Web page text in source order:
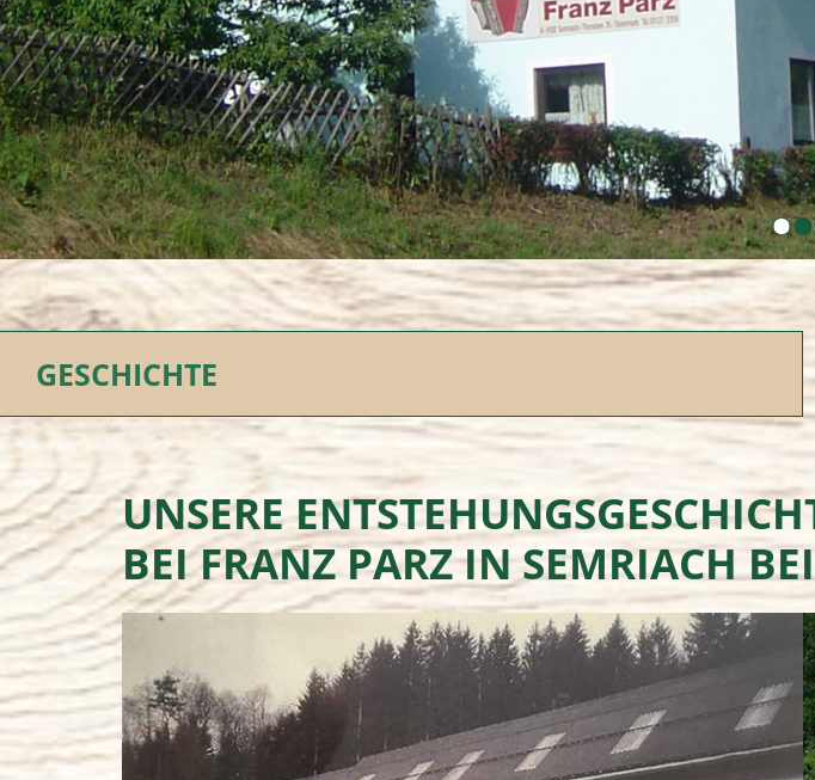
GESCHICHTE
UNSERE
BEI FRANZ PARZ IN SEMRIACH